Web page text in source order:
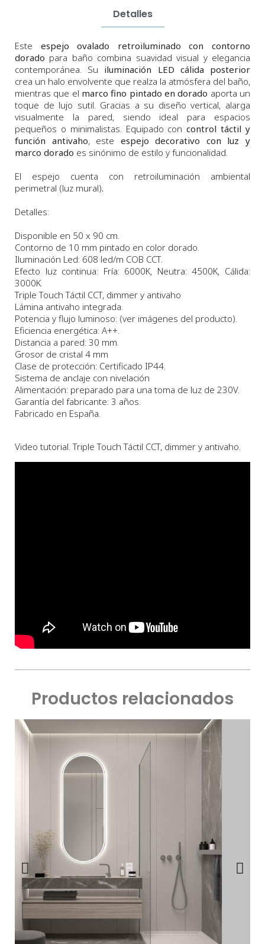
Detalles
Este espejo ovalado retroiluminado con contorno
dorado para baño combina suavidad visual y elegancia
contemporánea. Su iluminación LED cálida posterior
crea un halo envolvente que realza la atmósfera del baño,
mientras que el marco fino pintado en dorado aporta un
toque de lujo sutil. Gracias a su diseño vertical, alarga
visualmente la pared, siendo ideal para espacios
pequeños o minimalistas. Equipado concontrol táctil y
función antivaho, este espejo decorativo con luz y
marco dorado es sinónimo de estilo y funcionalidad.
El espejo cuenta con retroiluminación ambiental
perimetral (luz mural).
Detalles:
Disponible en 50 x 90 cm.
Contorno de 10 mm pintado en color dorado.
Iluminación Led: 608 led/m COB CCT.
Efecto luz continua: Fría: 6000K, Neutra: 4500K, Cálida:
3000K.
Triple Touch Táctil CCT, dimmer y antivaho
Lámina antivaho integrada.
Potencia y flujo luminoso: (ver imágenes del producto).
Eficiencia energética: A++.
Distancia a pared: 30 mm.
Grosor de cristal 4 mm
Clase de protección: Certificado IP44.
Sistema de anclaje con nivelación
Alimentación: preparado para una toma de luz de 230V.
Garantía del fabricante: 3 años.
Fabricado en España.
Video tutorial. Triple Touch Táctil CCT, dimmer y antivaho.
Productos relacionados